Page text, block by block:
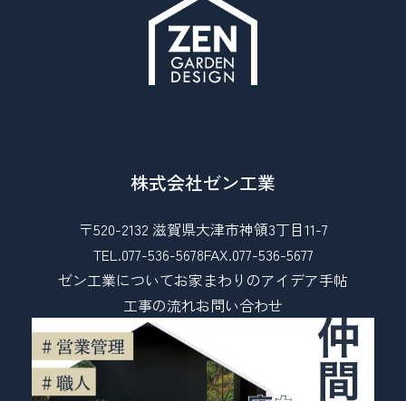
株式会社ゼン工業
〒520-2132 滋賀県大津市神領3丁目11-7
TEL.077-536-5678FAX.077-536-5677
ゼン工業についてお家まわりのアイデア手帖
工事の流れお問い合わせ